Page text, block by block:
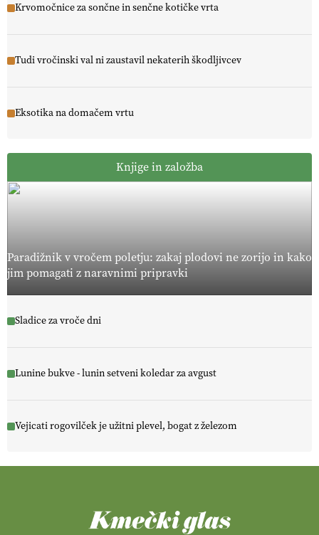
Krvomočnice za sončne in senčne kotičke vrta
Tudi vročinski val ni zaustavil nekaterih škodljivcev
Eksotika na domačem vrtu
Knjige in založba
Paradižnik v vročem poletju: zakaj plodovi ne zorijo in kako
jim pomagati z naravnimi pripravki
Sladice za vroče dni
Lunine bukve - lunin setveni koledar za avgust
Vejicati rogovilček je užitni plevel, bogat z železom